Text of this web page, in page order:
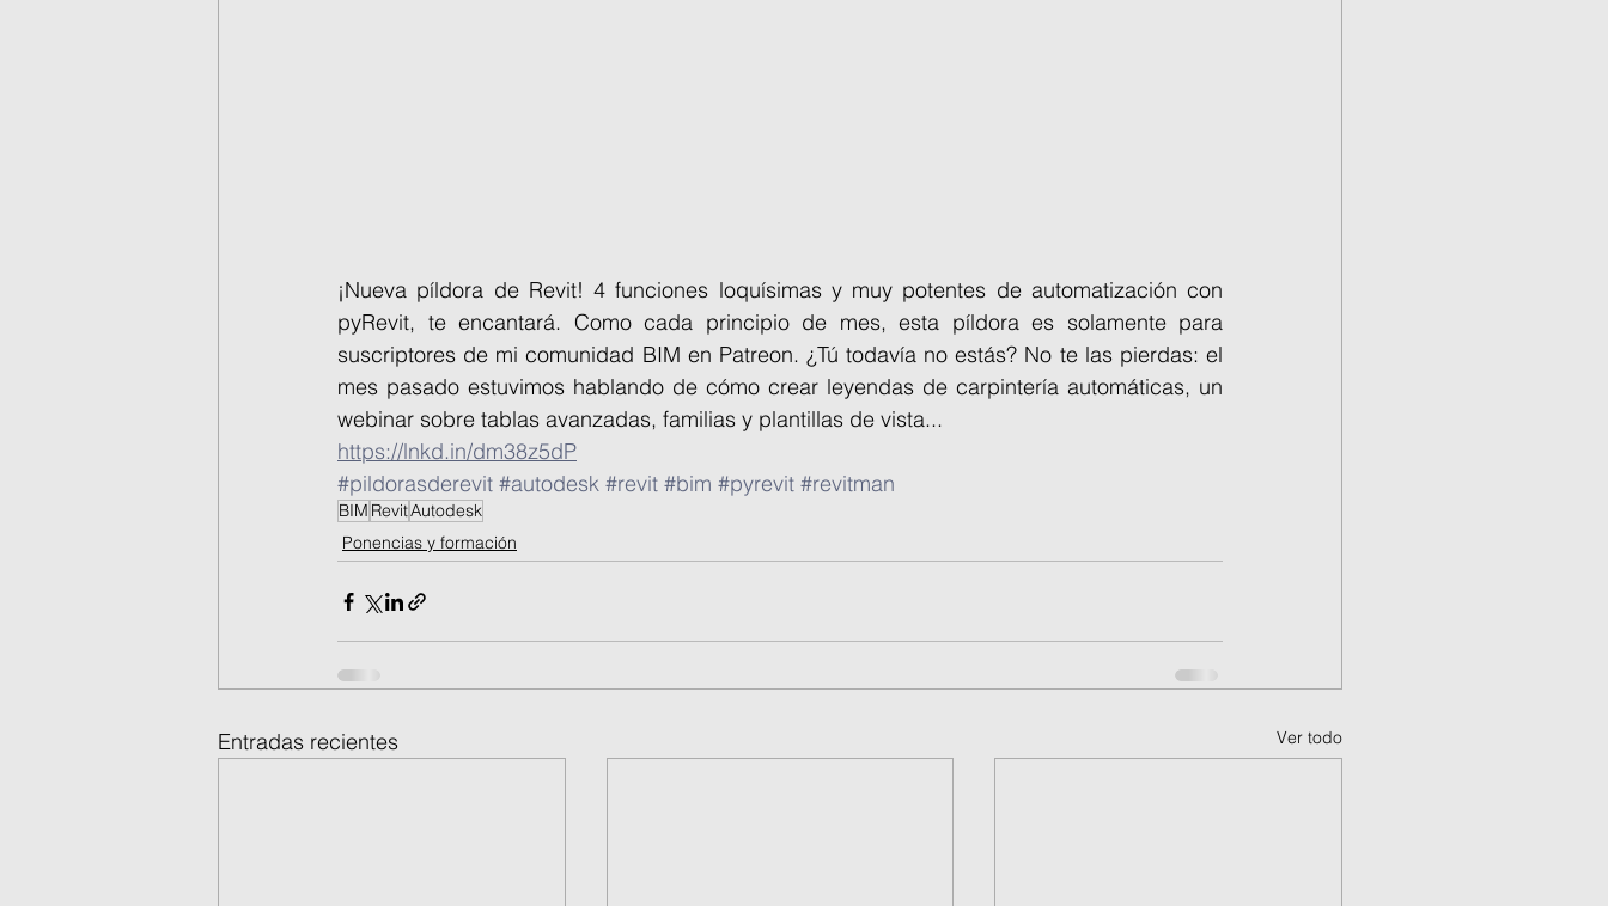
¡Nueva píldora de Revit! 4 funciones loquísimas y muy potentes de automatización con
pyRevit, te encantará. Como cada principio de mes, esta píldora es solamente para
suscriptores de mi comunidad BIM en Patreon. ¿Tú todavía no estás? No te las pierdas: el
mes pasado estuvimos hablando de cómo crear leyendas de carpintería automáticas, un
webinar sobre tablas avanzadas, familias y plantillas de vista...
https://lnkd.in/dm38z5dP
#pildorasderevit #autodesk #revit #bim #pyrevit #revitman
BIM RevitAutodesk
Ponencias y formación
Entradas recientes Ver todo